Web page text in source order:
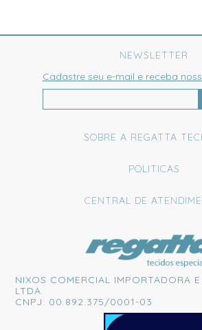
SOBRE A REGATTA
POLITICAS
CENTRAL DE
NEWSLETTER
Cadastre seu e-mail e receba
NIXOS COMERCIAL IMPORTADORA
LTDA.
CNPJ: 00.892.375/0001-03